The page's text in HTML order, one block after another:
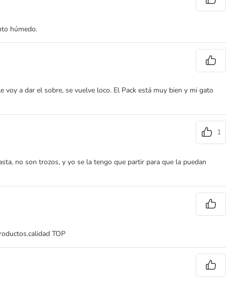
húmedo.
voy a dar el sobre, se vuelve loco. El Pack está muy bien y mi gato
1
no son trozos, y yo se la tengo que partir para que la puedan
TOP